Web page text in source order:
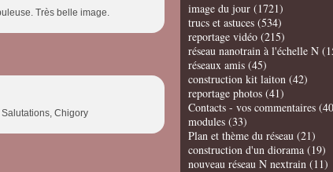
Très belle image.
Chigory
image du jour (1721)
trucs et astuces (534)
reportage vidéo (215)
réseau nanotrain à l'échelle N
réseaux amis (45)
construction kit laiton (42)
reportage photos (41)
Contacts - vos commentaires
modules (33)
Plan et thème du réseau (21)
construction d'un diorama (19)
nouveau réseau N nextrain (11)